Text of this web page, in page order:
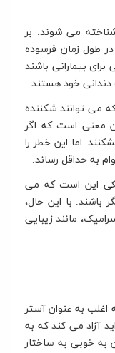
می شوند. بر
طول زمان فرسوده
بیمارانی باشند
دندانی خود هستند.
می توانند شکننده
معنی است که اگر
اما این خطر را
به حداقل رساند.
این است که می
باشند. با این حال،
مانند زیبایی
به عنوان آستر
آزاد می کند که به
خوبی به ساختار